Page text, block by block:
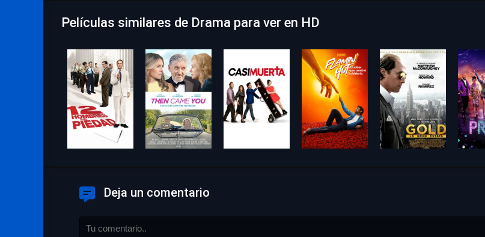
Películas similares de Drama para ver en HD
Deja un comentario